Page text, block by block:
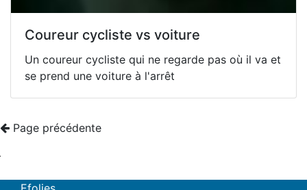
Coureur cycliste vs voiture
Un coureur cycliste qui ne regarde pas où il va et
se prend une voiture à l'arrêt
Page précédente